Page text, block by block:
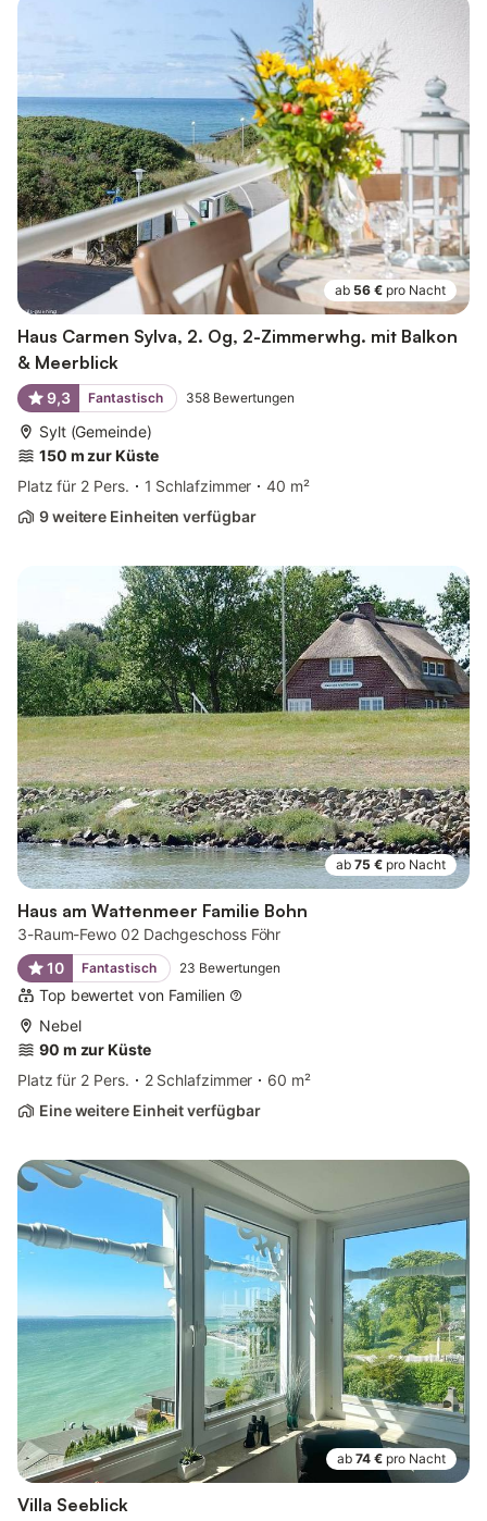
ab 56 € pro Nacht
Haus Carmen Sylva, 2. Og, 2-Zimmerwhg. mit Balkon
& Meerblick
9,3 Fantastisch 358 Bewertungen
Sylt (Gemeinde)
150 m zur Küste
Platz für 2 Pers.
1 Schlafzimmer
40 m²
9 weitere Einheiten verfügbar
ab 75 € pro Nacht
Haus am Wattenmeer Familie Bohn
3-Raum-Fewo 02 Dachgeschoss Föhr
10
Fantastisch 23 Bewertungen
Top bewertet von Familien
Nebel
90 m zur Küste
Platz für 2 Pers.
2 Schlafzimmer
60 m²
Eine weitere Einheit verfügbar
ab 74 € pro Nacht
Villa Seeblick